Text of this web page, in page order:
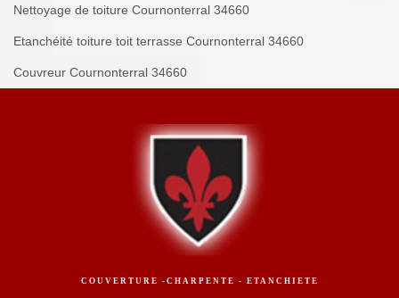
Nettoyage de toiture Cournonterral 34660
Etanchéité toiture toit terrasse Cournonterral 34660
Couvreur Cournonterral 34660
COUVERTURE -CHARPENTE - ETANCHIETE